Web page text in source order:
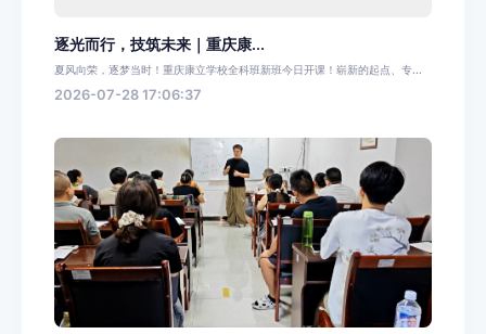
逐光而行，技筑未来｜重庆康...
夏风向荣，逐梦当时！重庆康立学校全科班新班今日开课！崭新的起点、专...
2026-07-28 17:06:37